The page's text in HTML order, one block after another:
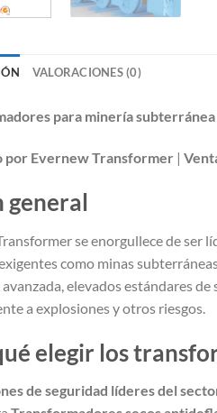
VALORACIONES (0)
para minería
por Evernew Transformer |
general
se enorgullece de ser
como minas
elevados estándares
a explosiones y otros riesgos.
elegir los
de seguridad líderes del